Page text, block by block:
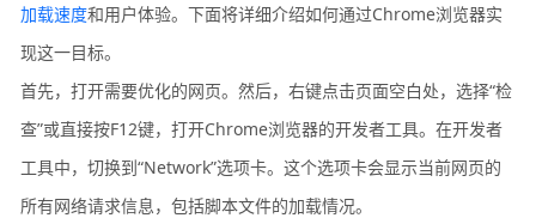
加载速度和用户体验。下面将详细介绍如何通过Chrome浏览器实
现这一目标。
首先，打开需要优化的网页。然后，右键点击页面空白处，选择“检
查”或直接按F12键，打开Chrome浏览器的开发者工具。在开发者
工具中，切换到“Network”选项卡。这个选项卡会显示当前网页的
所有网络请求信息，包括脚本文件的加载情况。